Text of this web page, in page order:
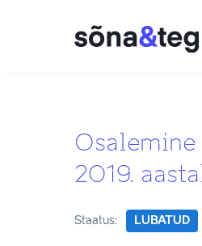
2019.
Staatus: LUBATUD